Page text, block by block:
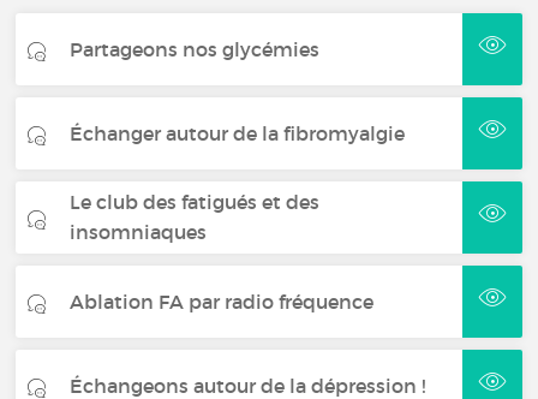
Partageons nos glycémies
Échanger autour de la fibromyalgie
Le club des fatigués et des
insomniaques
Ablation FA par radio fréquence
Échangeons autour de la dépression !